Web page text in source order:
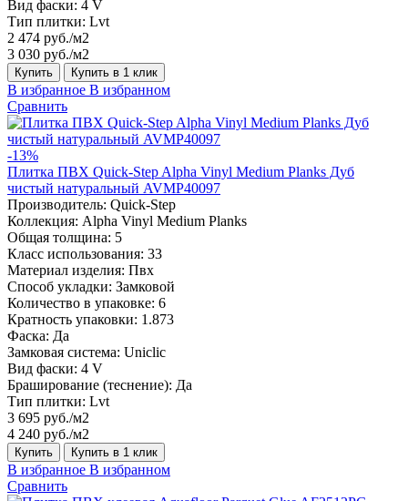
Вид фаски: 4 V
Тип плитки: Lvt
2 474 руб./м2
3 030 руб./м2
Купить Купить в 1 клик
В избранное В избранном
Сравнить
-13%
Плитка ПВХ Quick-Step Alpha Vinyl Medium Planks Дуб
чистый натуральный AVMP40097
Производитель: Quick-Step
Коллекция: Alpha Vinyl Medium Planks
Общая толщина: 5
Класс использования: 33
Материал изделия: Пвх
Способ укладки: Замковой
Количество в упаковке: 6
Кратность упаковки: 1.873
Фаска: Да
Замковая система: Uniclic
Вид фаски: 4 V
Браширование (теснение): Да
Тип плитки: Lvt
3 695 руб./м2
4 240 руб./м2
Купить Купить в 1 клик
В избранное В избранном
Сравнить